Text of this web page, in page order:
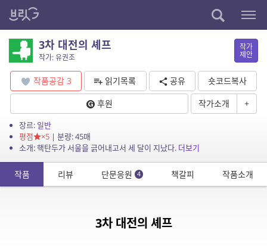
3차 대전의 셰프
작가: 유권조
작가
제안
작품공감 3 읽기목록 공유
숏코드복사
후원
작가소개 +
장르: 일반
평점
×5| 분량: 45매
소개: 핵탄두가 서울을 긁어내고서 세 달이 지났다. 더보기
작품 리뷰 단문응원 4 책갈피 작품소개
3차 대전의 셰프